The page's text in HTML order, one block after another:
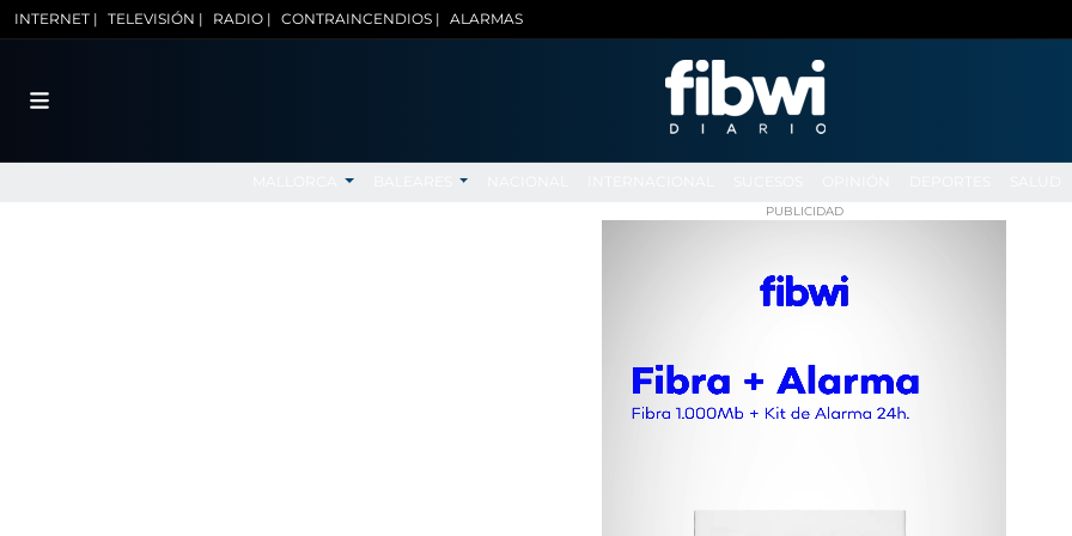
INTERNET | TELEVISIÓN | RADIO | CONTRAINCENDIOS | ALARMAS